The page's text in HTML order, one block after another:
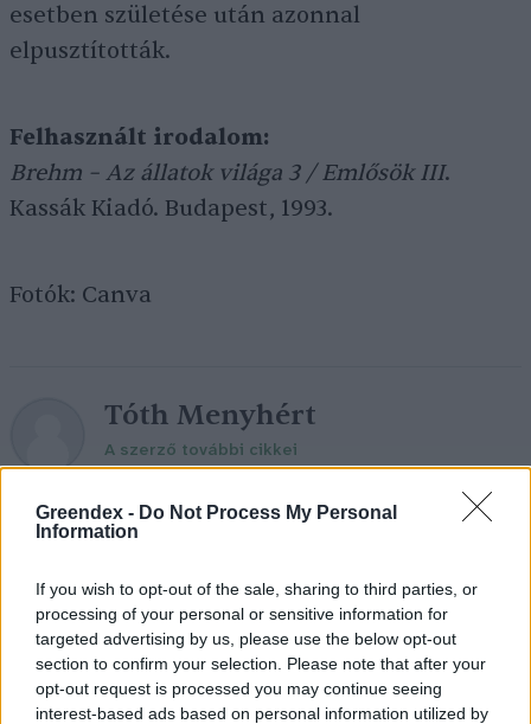
Greendex - Do Not Process My Personal
Information
If you wish to opt-out of the sale, sharing to third parties, or
processing of your personal or sensitive information for
targeted advertising by us, please use the below opt-out
section to confirm your selection. Please note that after your
opt-out request is processed you may continue seeing
interest-based ads based on personal information utilized by
esetben születése után azonnal
elpusztították.
Felhasznált irodalom:
Brehm – Az állatok világa 3 / Emlősök III.
Kassák Kiadó. Budapest, 1993.
Fotók: Canva
Tóth Menyhért
A szerző további cikkei
Pár éven belül szivacsvárosokká
kellene alakítanunk a
településeinket – Podcast
PODCAST 2 perc